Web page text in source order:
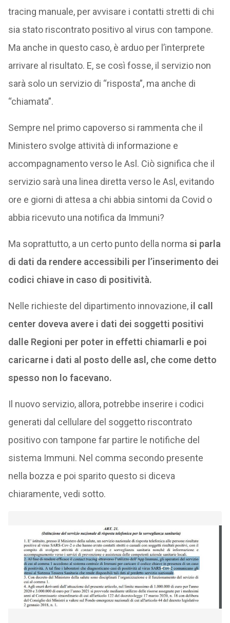
tracing manuale, per avvisare i contatti stretti di chi
sia stato riscontrato positivo al virus con tampone.
Ma anche in questo caso, è arduo per l’interprete
arrivare al risultato. E, se così fosse, il servizio non
sarà solo un servizio di “risposta”, ma anche di
“chiamata”.
Sempre nel primo capoverso si rammenta che il
Ministero svolge attività di informazione e
accompagnamento verso le Asl. Ciò significa che il
servizio sarà una linea diretta verso le Asl, evitando
ore e giorni di attesa a chi abbia sintomi da Covid o
abbia ricevuto una notifica da Immuni?
Ma soprattutto, a un certo punto della norma si parla
di dati da rendere accessibili per l’inserimento dei
codici chiave in caso di positività.
Nelle richieste del dipartimento innovazione, il call
center doveva avere i dati dei soggetti positivi
dalle Regioni per poter in effetti chiamarli e poi
caricarne i dati al posto delle asl, che come detto
spesso non lo facevano.
Il nuovo servizio, allora, potrebbe inserire i codici
generati dal cellulare del soggetto riscontrato
positivo con tampone far partire le notifiche del
sistema Immuni. Nel comma secondo presente
nella bozza e poi sparito questo si diceva
chiaramente, vedi sotto.